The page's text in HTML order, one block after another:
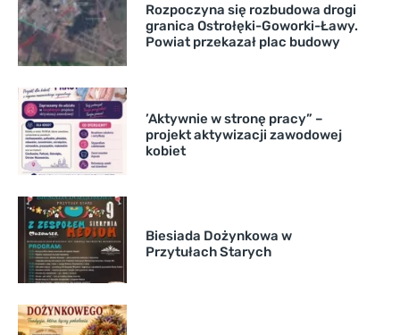
Rozpoczyna się rozbudowa drogi
granica Ostrołęki-Goworki-Ławy.
Powiat przekazał plac budowy
’Aktywnie w stronę pracy” –
projekt aktywizacji zawodowej
kobiet
Biesiada Dożynkowa w
Przytułach Starych